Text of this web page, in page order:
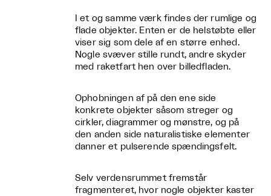
I et og samme værk findes der rumlige og
flade objekter. Enten er de helstøbte eller
viser sig som dele af en større enhed.
Nogle svæver stille rundt, andre skyder
med raketfart hen over billedfladen.
Ophobningen af på den ene side
konkrete objekter såsom streger og
cirkler, diagrammer og mønstre, og på
den anden side naturalistiske elementer
danner et pulserende spændingsfelt.
Selv verdensrummet fremstår
fragmenteret, hvor nogle objekter kaster